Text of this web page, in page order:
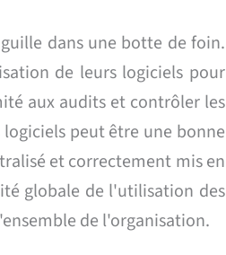
dans une botte de foin.
de leurs logiciels pour
aux audits et contrôler les
peut être une bonne
et correctement mis en
globale de l'utilisation des
de l'organisation.